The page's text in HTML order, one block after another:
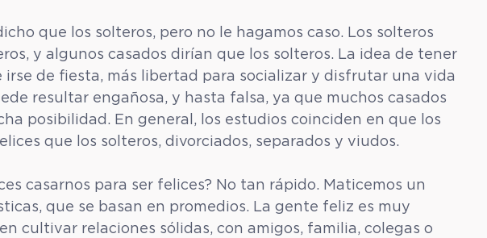
que los solteros, pero no le hagamos caso. Los solteros
y algunos casados dirían que los solteros. La idea de tener
irse de fiesta, más libertad para socializar y disfrutar una vida
resultar engañosa, y hasta falsa, ya que muchos casados
posibilidad. En general, los estudios coinciden en que los
que los solteros, divorciados, separados y viudos.
casarnos para ser felices? No tan rápido. Maticemos un
que se basan en promedios. La gente feliz es muy
cultivar relaciones sólidas, con amigos, familia, colegas o